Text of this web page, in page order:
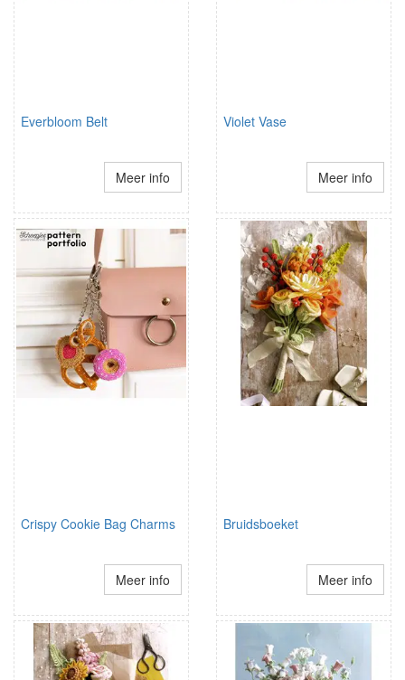
Everbloom Belt
Meer info
Violet Vase
Meer info
Crispy Cookie Bag Charms
Meer info
Bruidsboeket
Meer info